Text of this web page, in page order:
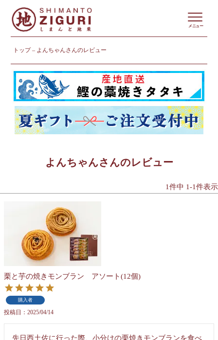
トップ よんちゃんさんのレビュー
メニュー
よんちゃんさんのレビュー
1件中 1-1件表示
栗と芋の焼きモンブラン アソート(12個)
購入者
投稿日 2025/04/14
先日西土佐に行った際、小分けの栗焼きモンブランを食べ